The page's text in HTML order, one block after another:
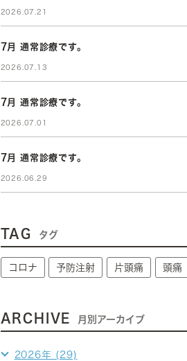
2026.07.21
7月 通常診療です。
2026.07.13
7月 通常診療です。
2026.07.01
7月 通常診療です。
2026.06.29
TAG タグ
コロナ 予防注射 片頭痛 頭痛
ARCHIVE 月別アーカイブ
2026年 (29)